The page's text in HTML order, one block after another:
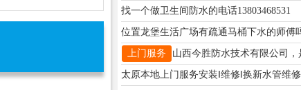
找一个做卫生间防水的电话13803468531
上门服务